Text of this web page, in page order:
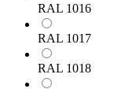
RAL 1016
RAL 1017
RAL 1018